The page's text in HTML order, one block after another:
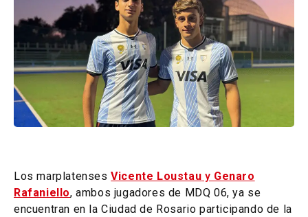
Los marplatensesVicente Loustau y Genaro
Rafaniello, ambos jugadores de MDQ 06, ya se
encuentran en la Ciudad de Rosario participando de la